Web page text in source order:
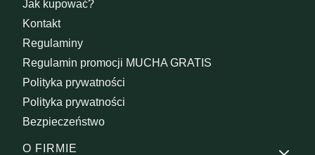
Jak kupować?
Kontakt
Regulaminy
Regulamin promocji MUCHA GRATIS
Polityka prywatności
Polityka prywatności
Bezpieczeństwo
O FIRMIE